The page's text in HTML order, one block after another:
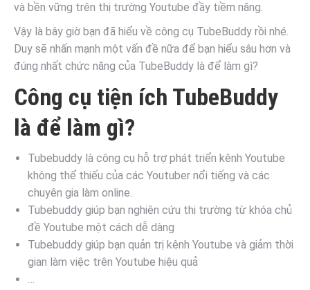
và bền vững trên thị trường Youtube đầy tiềm năng.
Vậy là bây giờ bạn đã hiểu về công cụ TubeBuddy rồi nhé.
Duy sẽ nhấn mạnh một vấn đề nữa để bạn hiểu sâu hơn và
đúng nhất chức năng của TubeBuddy là để làm gì?
Công cụ tiện ích TubeBuddy
là để làm gì?
Tubebuddy là công cụ hỗ trợ phát triển kênh Youtube
không thể thiếu của các Youtuber nổi tiếng và các
chuyên gia làm online.
Tubebuddy giúp bạn nghiên cứu thị trường từ khóa chủ
đề Youtube một cách dễ dàng
Tubebuddy giúp bạn quản trị kênh Youtube và giảm thời
gian làm việc trên Youtube hiệu quả
…